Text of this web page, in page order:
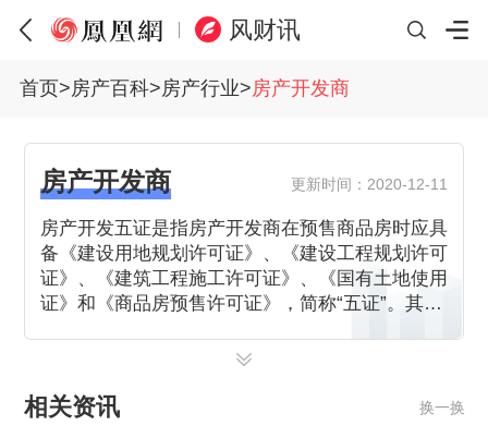
风财讯
首页>房产百科>房产行业>房产开发商
房产开发商 更新时间：2020-12-11
房产开发五证是指房产开发商在预售商品房时应具
备《建设用地规划许可证》、《建设工程规划许可
证》、《建筑工程施工许可证》、《国有土地使用
证》和《商品房预售许可证》，简称“五证”。其中
《商品房预售许可证》由市国土资源 和房屋管理
时就有，只要房子预售证有了，在售楼处就可以看
相关资讯 换一换